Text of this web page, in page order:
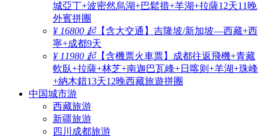
城亞丁+波密然烏湖+巴鬆措+羊湖+拉薩12天11晚
外賓拼團
¥ 16800 起【含大交通】吉隆坡/新加坡—西藏+西
寧+成都9天
¥ 11980 起【含機票火車票】成都往返飛機+青藏
軟臥+拉薩+林芝+南迦巴瓦峰+日喀则+羊湖+珠峰
+納木錯13天12晚西藏旅遊拼團
中国城市游
西藏旅游
新疆旅游
四川成都旅游